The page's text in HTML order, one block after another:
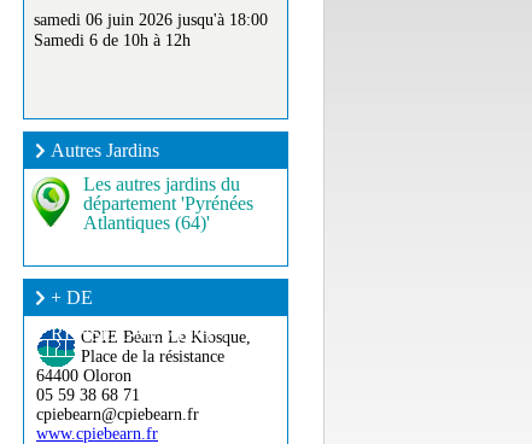
samedi 06 juin 2026 jusqu'à 18:00
Samedi 6 de 10h à 12h
Autres Jardins
Les autres jardins du
département 'Pyrénées
Atlantiques (64)'
+ DE
RENSEIGNEMENT ?
CPIE Béarn Le Kiosque,
Place de la résistance
64400 Oloron
05 59 38 68 71
cpiebearn@cpiebearn.fr
www.cpiebearn.fr